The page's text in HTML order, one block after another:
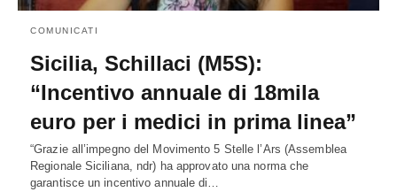
COMUNICATI
Sicilia, Schillaci (M5S):
“Incentivo annuale di 18mila
euro per i medici in prima linea”
“Grazie all’impegno del Movimento 5 Stelle l’Ars (Assemblea
Regionale Siciliana, ndr) ha approvato una norma che
garantisce un incentivo annuale di…